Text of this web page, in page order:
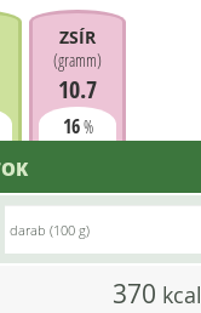
ZSÍR
(gramm)
10.7
16%
370 kcal